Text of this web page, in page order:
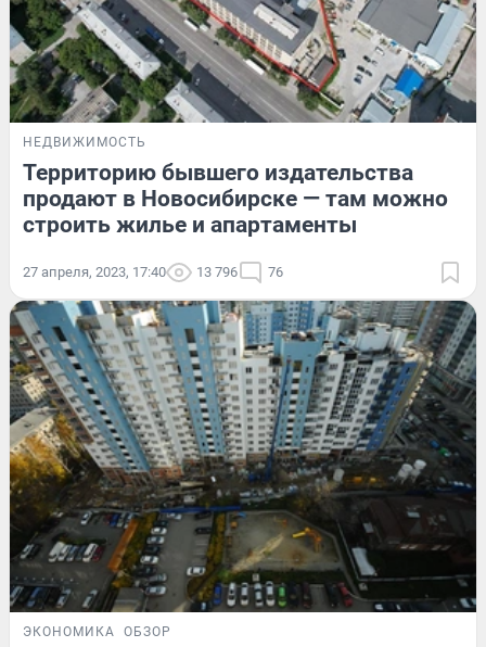
НЕДВИЖИМОСТЬ
Территорию бывшего издательства
продают в Новосибирске — там можно
строить жилье и апартаменты
27 апреля, 2023, 17:40 13 796 76
ЭКОНОМИКА ОБЗОР